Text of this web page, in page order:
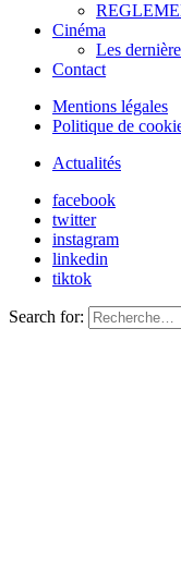
Cinéma
Les
Contact
Mentions légales
Politique de
Actualités
facebook
twitter
instagram
linkedin
tiktok
Search for: